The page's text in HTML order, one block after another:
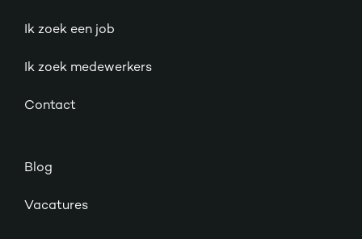
Ik zoek een job
Ik zoek medewerkers
Contact
Blog
Vacatures